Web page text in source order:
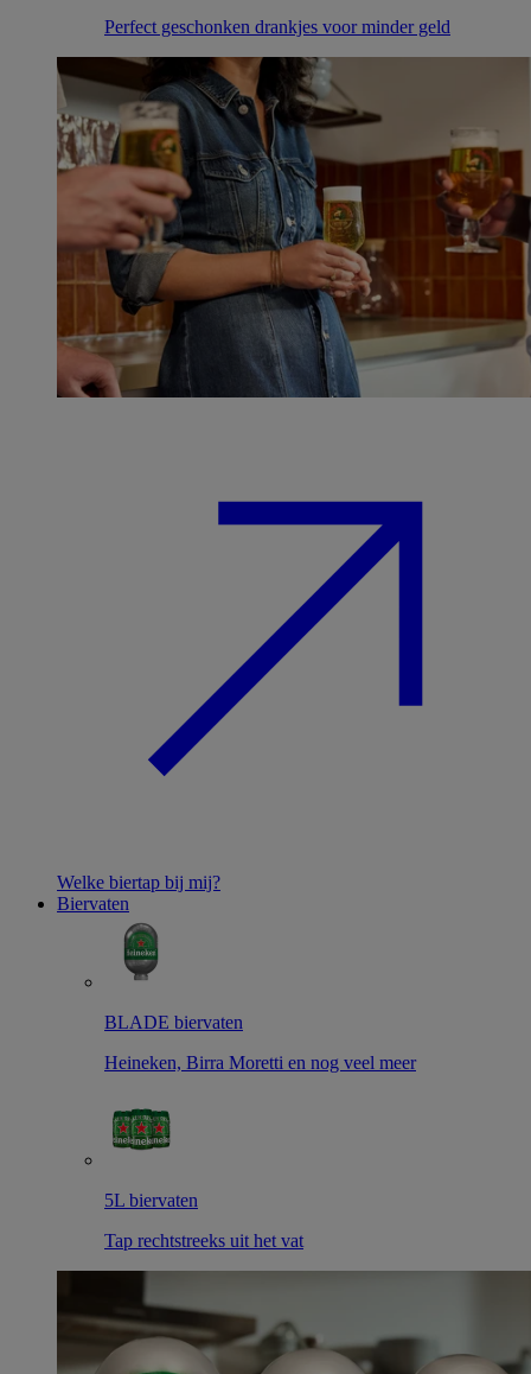
Perfect geschonken drankjes voor minder geld
Welke biertap bij mij?
Biervaten
BLADE biervaten
Heineken, Birra Moretti en nog veel meer
5L biervaten
Tap rechtstreeks uit het vat